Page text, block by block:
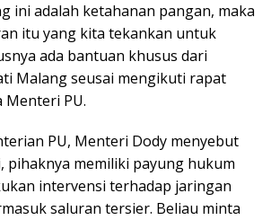
ini adalah ketahanan pangan, maka
itu yang kita tekankan untuk
ada bantuan khusus dari
Malang seusai mengikuti rapat
PU.
PU, Menteri Dody menyebut
pihaknya memiliki payung hukum
intervensi terhadap jaringan
saluran tersier. Beliau minta